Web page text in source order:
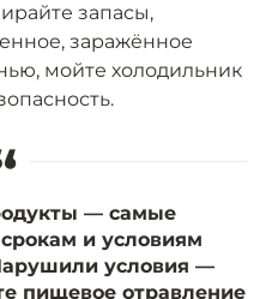
запасы,
заражённое
мойте холодильник
— самые
и условиям
условия —
пищевое отравление